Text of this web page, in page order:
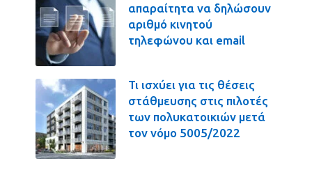
απαραίτητα να δηλώσουν
αριθμό κινητού
τηλεφώνου και email
Τι ισχύει για τις θέσεις
στάθμευσης στις πιλοτές
των πολυκατοικιών μετά
τον νόμο 5005/2022